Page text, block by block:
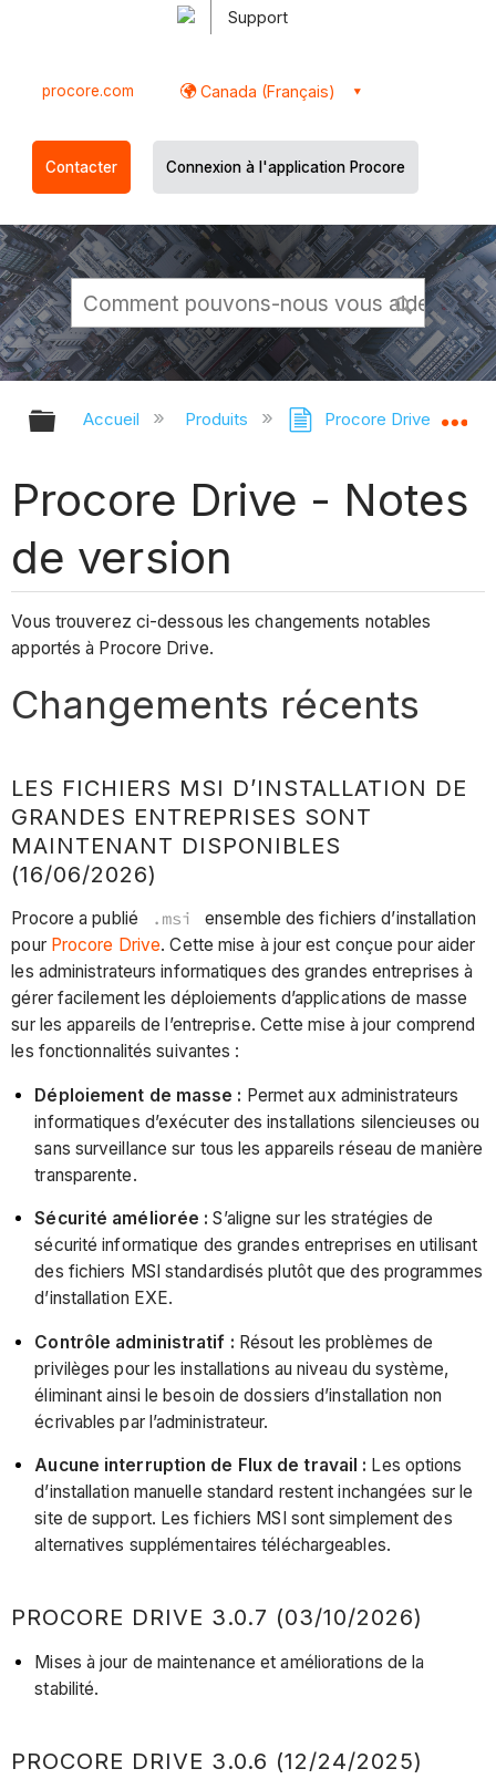
Support
procore.com Canada (Français)
Contacter Connexion à l'application Procore
Développer/réduire la hiérarchie
Accueil Produits Procore Drive
Procore Drive - Notes
de version
Vous trouverez ci-dessous les changements notables
apportés à Procore Drive.
Changements récents
LES FICHIERS MSI D’INSTALLATION DE
GRANDES ENTREPRISES SONT
MAINTENANT DISPONIBLES
(16/06/2026)
Procore a publié .msi
ensemble des fichiers d’installation
pour Procore Drive. Cette mise à jour est conçue pour aider
les administrateurs informatiques des grandes entreprises à
gérer facilement les déploiements d’applications de masse
sur les appareils de l’entreprise. Cette mise à jour comprend
les fonctionnalités suivantes :
Déploiement de masse : Permet aux administrateurs
informatiques d’exécuter des installations silencieuses ou
sans surveillance sur tous les appareils réseau de manière
transparente.
Sécurité améliorée : S’aligne sur les stratégies de
sécurité informatique des grandes entreprises en utilisant
des fichiers MSI standardisés plutôt que des programmes
d’installation EXE.
Contrôle administratif : Résout les problèmes de
privilèges pour les installations au niveau du système,
éliminant ainsi le besoin de dossiers d’installation non
écrivables par l’administrateur.
Aucune interruption de Flux de travail : Les options
d’installation manuelle standard restent inchangées sur le
site de support. Les fichiers MSI sont simplement des
alternatives supplémentaires téléchargeables.
PROCORE DRIVE 3.0.7 (03/10/2026)
Mises à jour de maintenance et améliorations de la
stabilité.
PROCORE DRIVE 3.0.6 (12/24/2025)